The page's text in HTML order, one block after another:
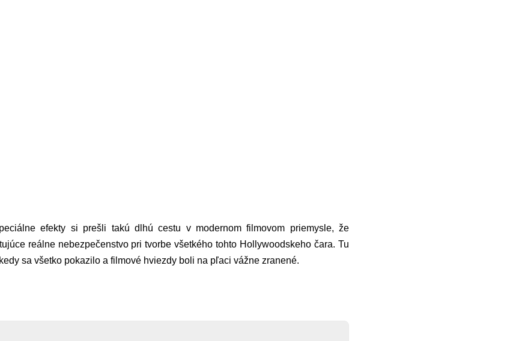
efekty si prešli takú dlhú cestu v modernom filmovom priemysle, že
reálne nebezpečenstvo pri tvorbe všetkého tohto Hollywoodskeho čara. Tu
sa všetko pokazilo a filmové hviezdy boli na pľaci vážne zranené.